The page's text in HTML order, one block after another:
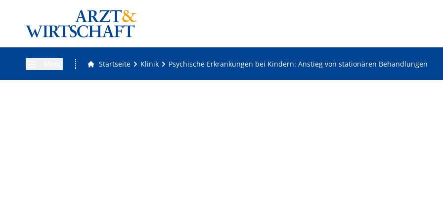
Startseite Klinik Psychische Erkrankungen bei Kindern: Anstieg von stationären Behandlungen